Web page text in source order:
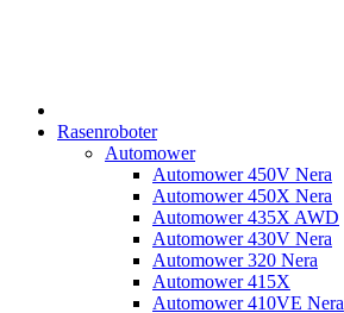
Rasenroboter
Automower
Automower 450V Nera
Automower 450X Nera
Automower 435X AWD
Automower 430V Nera
Automower 320 Nera
Automower 415X
Automower 410VE Nera